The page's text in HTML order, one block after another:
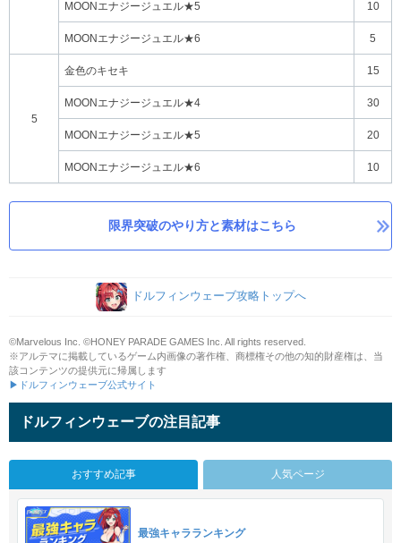
MOONエナジージュエル★5 10
MOONエナジージュエル★6 5
5
金色のキセキ 15
MOONエナジージュエル★4 30
MOONエナジージュエル★5 20
MOONエナジージュエル★6 10
限界突破のやり方と素材はこちら
ドルフィンウェーブ攻略トップへ
©Marvelous Inc. ©HONEY PARADE GAMES Inc. All rights reserved.
※アルテマに掲載しているゲーム内画像の著作権、商標権その他の知的財産権は、当
該コンテンツの提供元に帰属します
▶ドルフィンウェーブ公式サイト
ドルフィンウェーブの注目記事
おすすめ記事 人気ページ
最強キャラランキング